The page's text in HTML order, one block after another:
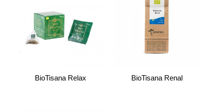
BioTisana Relax BioTisana Renal